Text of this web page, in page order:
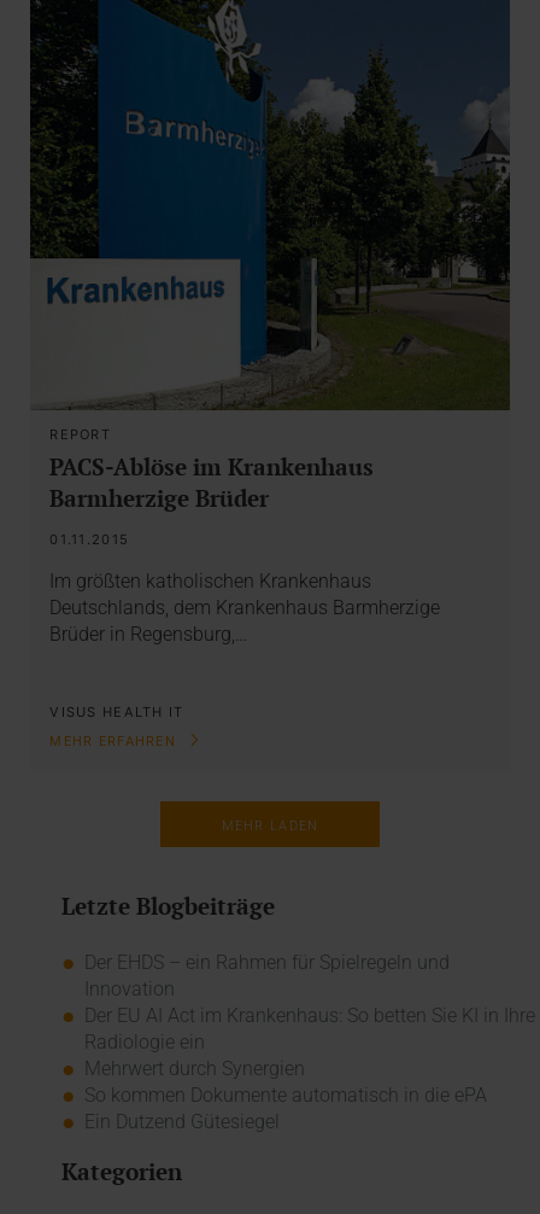
REPORT
PACS-Ablöse im Krankenhaus
Barmherzige Brüder
01.11.2015
Im größten katholischen Krankenhaus
Deutschlands, dem Krankenhaus Barmherzige
Brüder in Regensburg,…
VISUS HEALTH IT
MEHR ERFAHREN
MEHR LADEN
Letzte Blogbeiträge
Der EHDS – ein Rahmen für Spielregeln und
Innovation
Der EU AI Act im Krankenhaus: So betten Sie KI in Ihre
Radiologie ein
Mehrwert durch Synergien
So kommen Dokumente automatisch in die ePA
Ein Dutzend Gütesiegel
Kategorien